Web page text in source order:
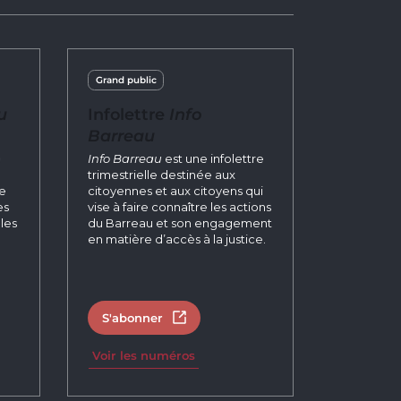
nouvel onglet
Grand public
Info Barreau est une infolettre
trimestrielle destinée aux
citoyennes et aux citoyens qui
vise à faire connaître les actions
du Barreau et son engagement
en matière d’accès à la justice.
S'abonner Ouvrir dans un nouvel onglet
Voir les numéros